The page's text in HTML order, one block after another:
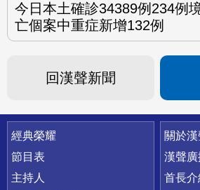
今日本土確診34389例234例
亡個案中重症新增132例
回漢聲新聞
快速連結
經典榮耀
節目表
主持人
關於
漢聲
首長介